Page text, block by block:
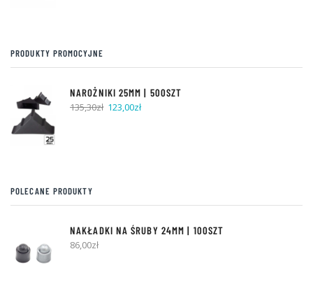
PRODUKTY PROMOCYJNE
NAROŻNIKI 25MM | 500SZT
135,30zł Pierwotna
123,00złAktualna
POLECANE PRODUKTY
NAKŁADKI NA ŚRUBY 24MM | 100SZT
86,00zł